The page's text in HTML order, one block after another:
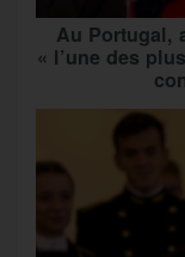
Au Portugal,
« l’une des